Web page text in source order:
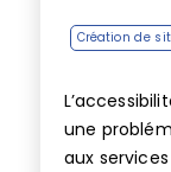
Création de
une
aux